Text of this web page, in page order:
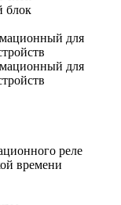
блок
для
для
реле
времени